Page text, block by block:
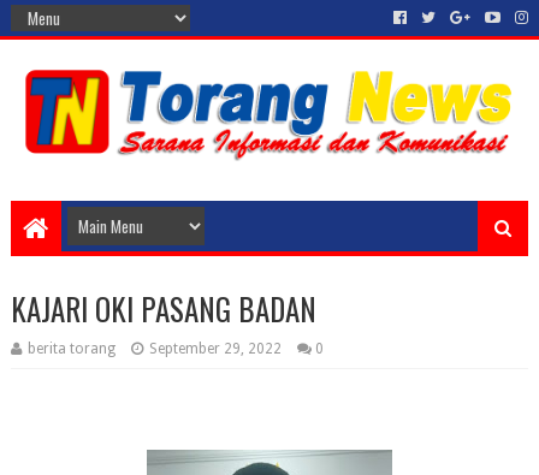
KAJARI OKI PASANG BADAN
berita torang September 29, 2022 0